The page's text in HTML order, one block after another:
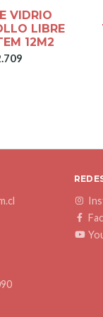
VIDRIO
LIBRE
12M2